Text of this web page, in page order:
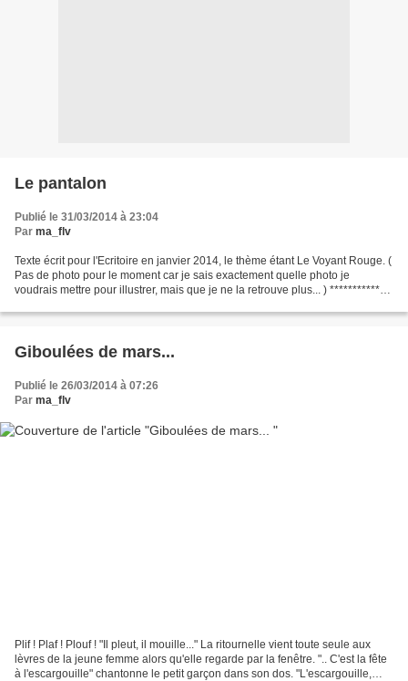
Le pantalon
Publié le 31/03/2014 à 23:04
Par ma_flv
Texte écrit pour l'Ecritoire en janvier 2014, le thème étant Le Voyant Rouge. (
Pas de photo pour le moment car je sais exactement quelle photo je
voudrais mettre pour illustrer, mais que je ne la retrouve plus... ) *************
Giboulées de mars...
Publié le 26/03/2014 à 07:26
Par ma_flv
Plif ! Plaf ! Plouf ! "Il pleut, il mouille..." La ritournelle vient toute seule aux
lèvres de la jeune femme alors qu'elle regarde par la fenêtre. ".. C'est la fête
à l'escargouille" chantonne le petit garçon dans son dos. "L'escargouille,